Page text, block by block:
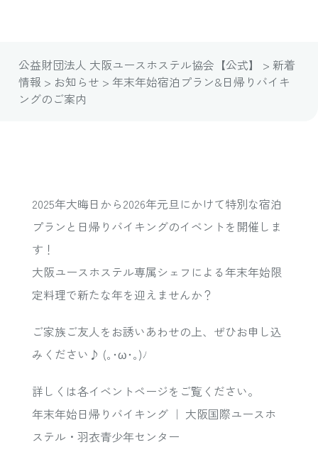
公益財団法人 大阪ユースホステル協会【公式】 > 新着
情報> お知らせ > 年末年始宿泊プラン&日帰りバイキ
ングのご案内
2025年大晦日から2026年元旦にかけて特別な宿泊
プランと日帰りバイキングのイベントを開催しま
す！
大阪ユースホステル専属シェフによる年末年始限
定料理で新たな年を迎えませんか？
ご家族ご友人をお誘いあわせの上、ぜひお申し込
みください♪ (｡･ω･｡)ﾉ
詳しくは各イベントページをご覧ください。
年末年始日帰りバイキング ｜ 大阪国際ユースホ
ステル・羽衣青少年センター